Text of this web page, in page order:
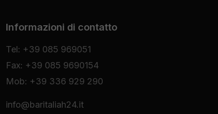
Informazioni di contatto
Tel: +39 085 969051
Fax: +39 085 9690154
Mob: +39 336 929 290
info@baritaliah24.it